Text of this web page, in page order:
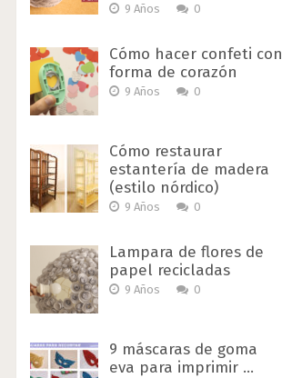
9 Años 0
Cómo hacer confeti con
forma de corazón
9 Años 0
Cómo restaurar
estantería de madera
(estilo nórdico)
9 Años 0
Lampara de flores de
papel recicladas
9 Años 0
9 máscaras de goma
eva para imprimir …